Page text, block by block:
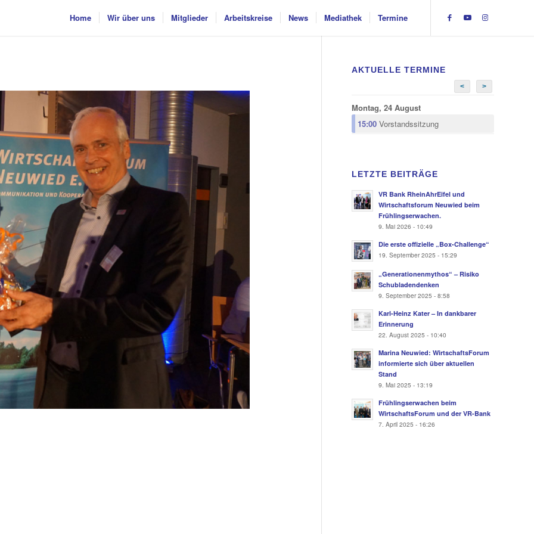
Home Wir über uns Mitglieder Arbeitskreise News Mediathek Termine
AKTUELLE TERMINE
< >
Montag, 24 August
15:00 Vorstandssitzung
LETZTE BEITRÄGE
VR Bank RheinAhrEifel und
Wirtschaftsforum Neuwied beim
Frühlingserwachen.
9. Mai 2026 - 10:49
Die erste offizielle „Box-Challenge“
19. September 2025 - 15:29
„Generationenmythos“ – Risiko
Schubladendenken
9. September 2025 - 8:58
Karl-Heinz Kater – In dankbarer
Erinnerung
22. August 2025 - 10:40
Marina Neuwied: WirtschaftsForum
informierte sich über aktuellen
Stand
9. Mai 2025 - 13:19
Frühlingserwachen beim
WirtschaftsForum und der VR-Bank
7. April 2025 - 16:26